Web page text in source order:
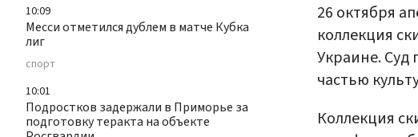
10:09
Месси отметился дублем в матче Кубка
лиг
спорт
10:01
Подростков задержали в Приморье за
подготовку теракта на объекте
26 октября
коллекция
Украине. Суд
частью
Коллекция